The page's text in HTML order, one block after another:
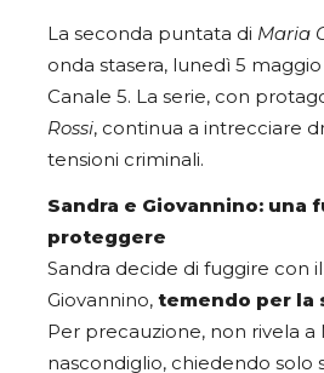
La seconda puntata di Maria
onda stasera, lunedì 5 maggio
Canale 5. La serie, con
Rossi, continua a intrecciare
tensioni criminali.
Sandra e Giovannino: una
proteggere
Sandra decide di fuggire con
Giovannino, temendo per la
Per precauzione, non rivela a
nascondiglio, chiedendo solo